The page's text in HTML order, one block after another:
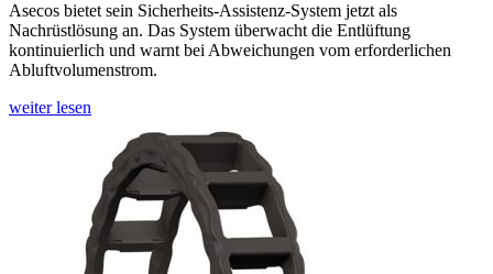
Asecos bietet sein Sicherheits-Assistenz-System jetzt als
Nachrüstlösung an. Das System überwacht die Entlüftung
kontinuierlich und warnt bei Abweichungen vom erforderlichen
Abluftvolumenstrom.
weiter lesen